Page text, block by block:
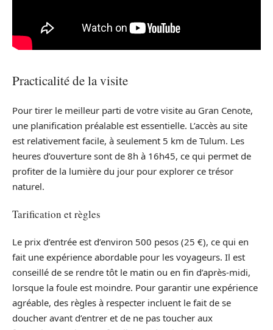
Practicalité de la visite
Pour tirer le meilleur parti de votre visite au Gran Cenote,
une planification préalable est essentielle. L’accès au site
est relativement facile, à seulement 5 km de Tulum. Les
heures d’ouverture sont de 8h à 16h45, ce qui permet de
profiter de la lumière du jour pour explorer ce trésor
naturel.
Tarification et règles
Le prix d’entrée est d’environ 500 pesos (25 €), ce qui en
fait une expérience abordable pour les voyageurs. Il est
conseillé de se rendre tôt le matin ou en fin d’après-midi,
lorsque la foule est moindre. Pour garantir une expérience
agréable, des règles à respecter incluent le fait de se
doucher avant d’entrer et de ne pas toucher aux